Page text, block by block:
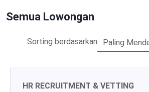
Semua Lowongan
Sorting berdasarkan Paling
HR RECRUITMENT & VETTING